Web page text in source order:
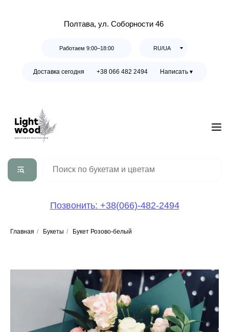
Полтава, ул. Соборности 46
RU/UA
Работаем 9:00–18:00
Доставка сегодня +38 066 482 2494 Написать ▾
Позвонить: +38(066)-482-2494
Главная / Букеты / Букет Розово-белый